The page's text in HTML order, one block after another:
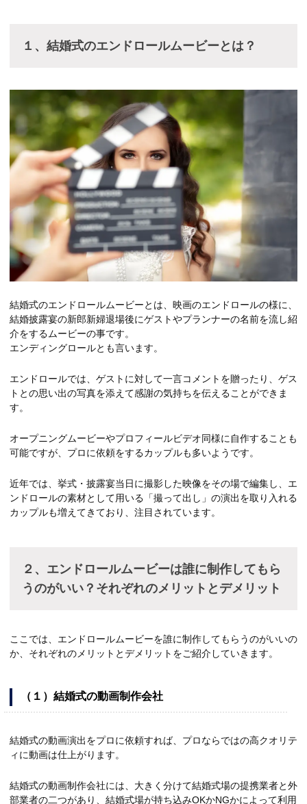
１、結婚式のエンドロールムービーとは？
結婚式のエンドロールムービーとは、映画のエンドロールの様に、
結婚披露宴の新郎新婦退場後にゲストやプランナーの名前を流し紹
介をするムービーの事です。
エンディングロールとも言います。
エンドロールでは、ゲストに対して一言コメントを贈ったり、ゲス
トとの思い出の写真を添えて感謝の気持ちを伝えることができま
す。
オープニングムービーやプロフィールビデオ同様に自作することも
可能ですが、プロに依頼をするカップルも多いようです。
近年では、挙式・披露宴当日に撮影した映像をその場で編集し、エ
ンドロールの素材として用いる「撮って出し」の演出を取り入れる
カップルも増えてきており、注目されています。
２、エンドロールムービーは誰に制作してもら
うのがいい？それぞれのメリットとデメリット
ここでは、エンドロールムービーを誰に制作してもらうのがいいの
か、それぞれのメリットとデメリットをご紹介していきます。
（１）結婚式の動画制作会社
結婚式の動画演出をプロに依頼すれば、プロならではの高クオリテ
ィに動画は仕上がります。
結婚式の動画制作会社には、大きく分けて結婚式場の提携業者と外
部業者の二つがあり、結婚式場が持ち込みOKかNGかによって利用